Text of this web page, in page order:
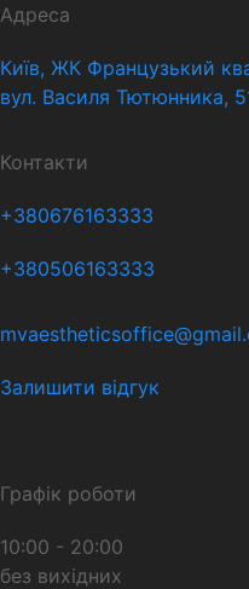
Адреса
Київ, ЖК Французький
вул. Василя Тютюнника,
Контакти
+380676163333
+380506163333
Залишити відгук
Графік роботи
10:00 - 20:00
без вихідних